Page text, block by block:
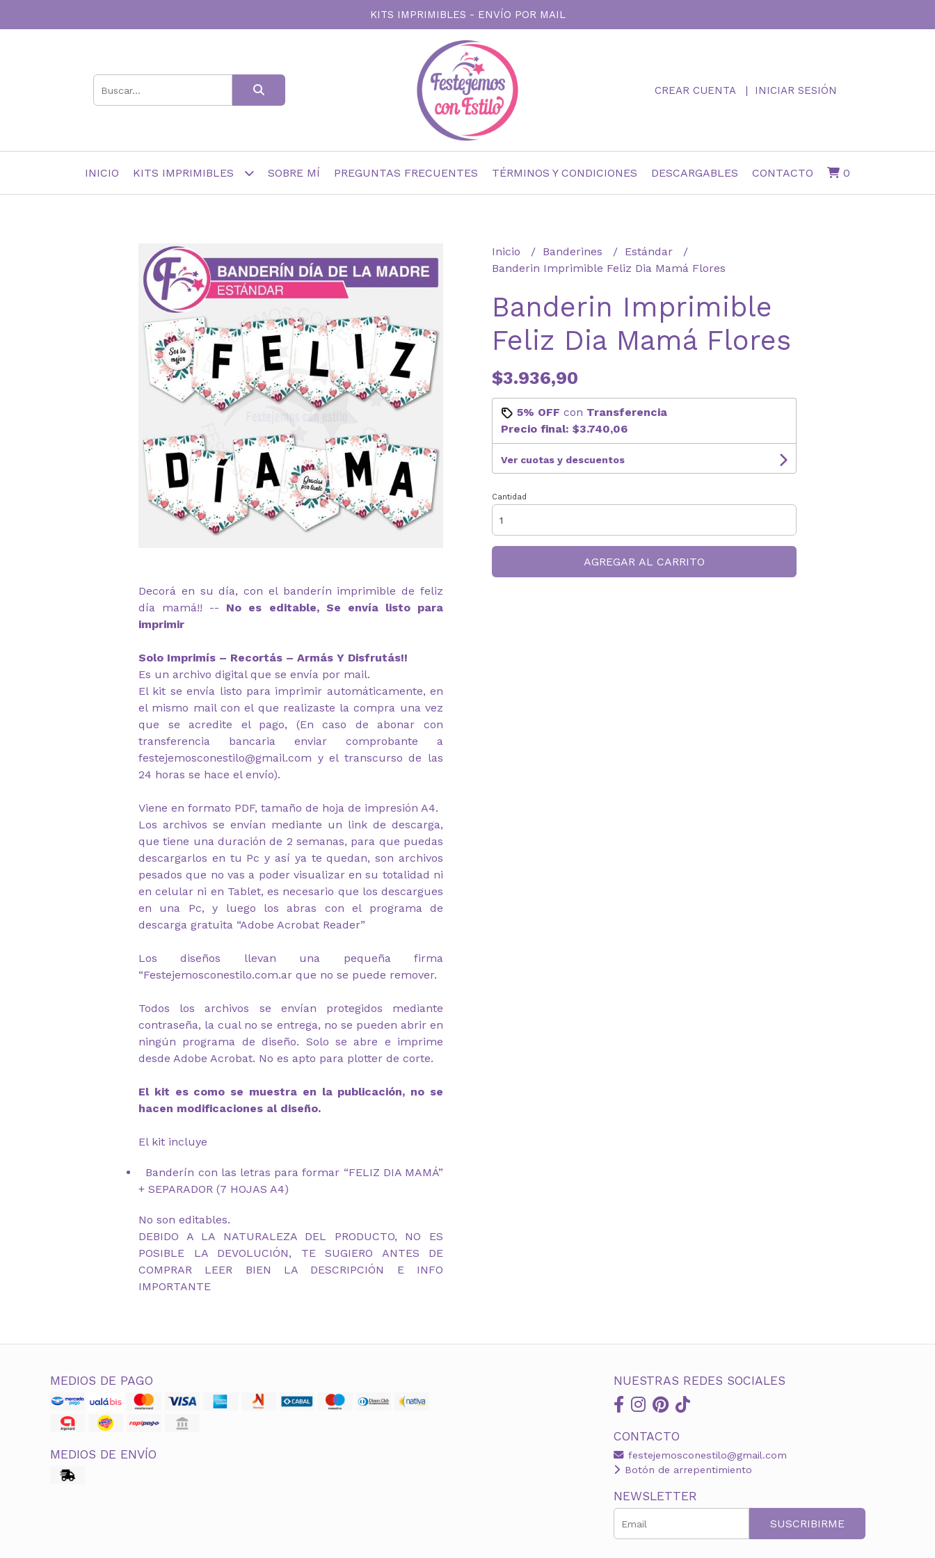
KITS IMPRIMIBLES - ENVÍO POR MAIL
CREAR CUENTA INICIAR SESIÓN
INICIO KITS IMPRIMIBLES SOBRE MÍ PREGUNTAS FRECUENTES TÉRMINOS Y CONDICIONES DESCARGABLES CONTACTO 0
Decorá en su día, con el banderín imprimible de feliz
día mamá!! -- No es editable, Se envía listo para
imprimir
Solo Imprimís – Recortás – Armás Y Disfrutás!!
Es un archivo digital que se envía por mail.
El kit se envía listo para imprimir automáticamente, en
el mismo mail con el que realizaste la compra una vez
que se acredite el pago, (En caso de abonar con
transferencia bancaria enviar comprobante a
festejemosconestilo@gmail.com y el transcurso de las
24 horas se hace el envío).
Viene en formato PDF, tamaño de hoja de impresión A4.
Los archivos se envían mediante un link de descarga,
que tiene una duración de 2 semanas, para que puedas
descargarlos en tu Pc y así ya te quedan, son archivos
pesados que no vas a poder visualizar en su totalidad ni
en celular ni en Tablet, es necesario que los descargues
en una Pc, y luego los abras con el programa de
descarga gratuita “Adobe Acrobat Reader”
Los diseños llevan una pequeña firma
“Festejemosconestilo.com.ar que no se puede remover.
Todos los archivos se envían protegidos mediante
contraseña, la cual no se entrega, no se pueden abrir en
ningún programa de diseño. Solo se abre e imprime
desde Adobe Acrobat. No es apto para plotter de corte.
El kit es como se muestra en la publicación, no se
hacen modificaciones al diseño.
El kit incluye
Banderín con las letras para formar “FELIZ DIA MAMÁ”
+ SEPARADOR (7 HOJAS A4)
No son editables.
DEBIDO A LA NATURALEZA DEL PRODUCTO, NO ES
POSIBLE LA DEVOLUCIÓN, TE SUGIERO ANTES DE
COMPRAR LEER BIEN LA DESCRIPCIÓN E INFO
IMPORTANTE
Inicio Banderines
Estándar
Banderin Imprimible Feliz Dia Mamá Flores
Banderin Imprimible
Feliz Dia Mamá Flores
$3.936,90
5% OFF con Transferencia
Precio final: $3.740,06
Ver cuotas y descuentos
Cantidad
AGREGAR AL CARRITO
MEDIOS DE PAGO
MEDIOS DE ENVÍO
NUESTRAS REDES SOCIALES
CONTACTO
festejemosconestilo@gmail.com
Botón de arrepentimiento
NEWSLETTER
SUSCRIBIRME